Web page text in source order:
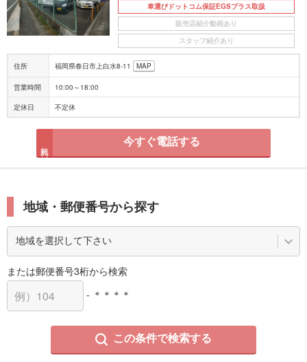
車選びドットコム保証EGSプラス取扱
販売店紹介動画あり
スタッフ紹介あり
住所 福岡県春日市上白水8-11 MAP
営業時間 10:00～18:00
定休日 不定休
今すぐ電話する
地域・郵便番号から探す
または郵便番号3桁から検索
- ＊＊＊＊
この条件で検索する